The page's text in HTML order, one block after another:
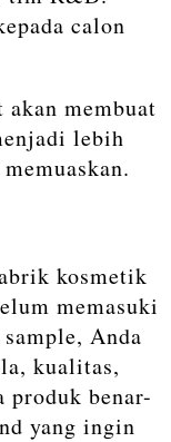
calon
membuat
lebih
kosmetik
memasuki
Anda
kualitas,
produk benar-
yang ingin